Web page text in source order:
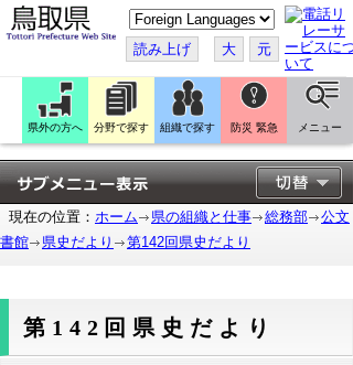
こ
の
ペ
ー
ジ
翻
訳
す
る
読み上げ 大 元
県外の方へ 分野で探す 組織で探す 防災 緊急 メニュー
現在の位置： ホーム 県の組織と仕事 総務部
公文
書館
県史だより 第142回県史だより
第142回県史だより